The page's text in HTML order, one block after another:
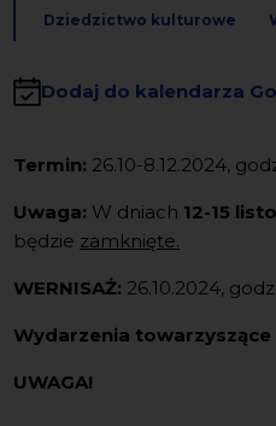
Dziedzictwo kulturowe
Dodaj do kalendarza
Termin: 26.10-8.12.2024,
Uwaga: W dniach 12-15
będzie zamknięte.
WERNISAŻ: 26.10.2024,
Wydarzenia
UWAGA!